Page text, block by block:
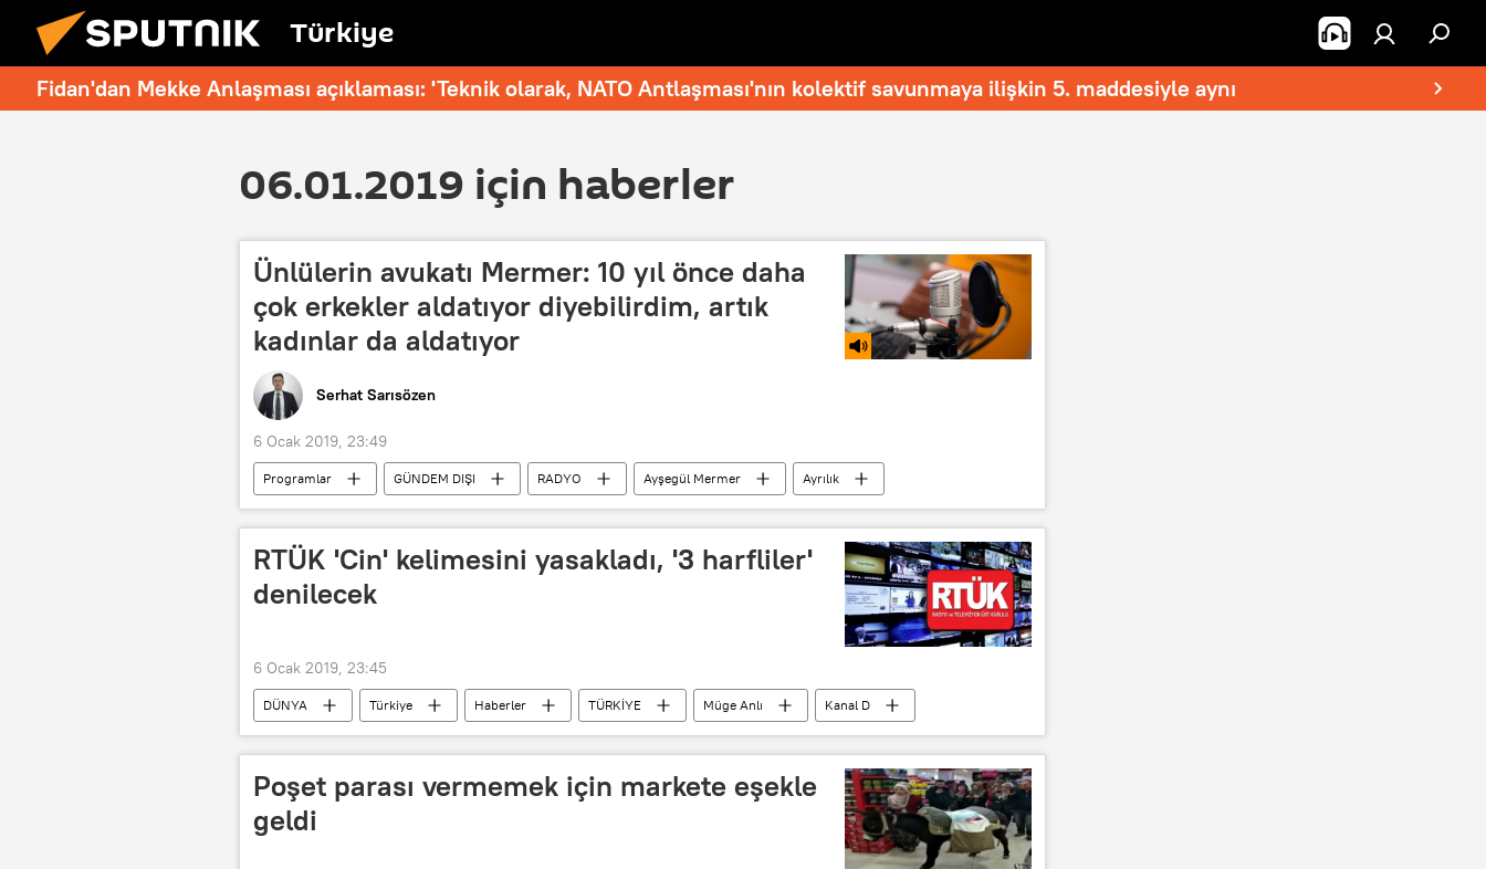
Türkiye
Fidan'dan Mekke Anlaşması açıklaması: 'Teknik olarak, NATO Antlaşması'nın kolektif savunmaya ilişkin 5. maddesiyle aynı
06.01.2019 için haberler
Ünlülerin avukatı Mermer: 10 yıl önce daha
çok erkekler aldatıyor diyebilirdim, artık
kadınlar da aldatıyor
Serhat Sarısözen
6 Ocak 2019, 23:49
Programlar GÜNDEM DIŞI RADYO Ayşegül Mermer Ayrılık
RTÜK 'Cin' kelimesini yasakladı, '3 harfliler'
denilecek
6 Ocak 2019, 23:45
DÜNYA Türkiye Haberler TÜRKİYE Müge Anlı
Kanal D
Radyo ve Televizyon Üst Kurulu (RTÜK)
Fox TV Sansür
Cin
Poşet parası vermemek için markete eşekle
geldi